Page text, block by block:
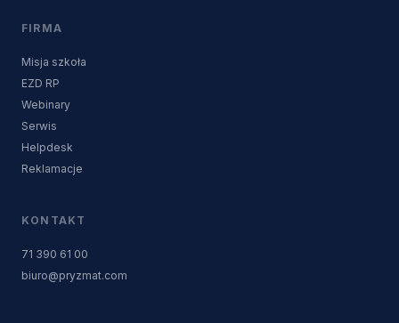
FIRMA
Misja szkoła
EZD RP
Webinary
Serwis
Helpdesk
Reklamacje
KONTAKT
71 390 61 00
biuro@pryzmat.com